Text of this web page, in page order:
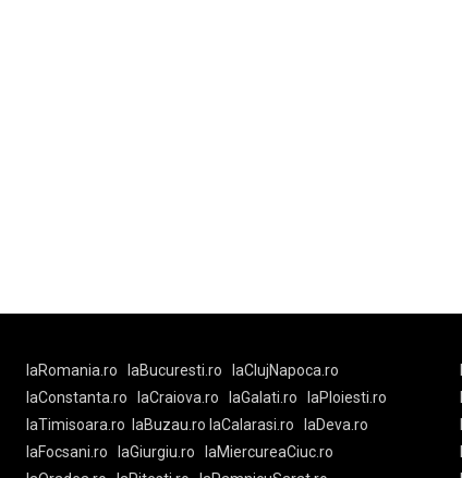
laRomania.ro laBucuresti.ro
laClujNapoca.ro
laConstanta.ro
laCraiova.ro laGalati.ro
laPloiesti.ro
laTimisoara.ro
laBuzau.ro laCalarasi.ro
laDeva.ro
laFocsani.ro
laGiurgiu.ro
laMiercureaCiuc.ro